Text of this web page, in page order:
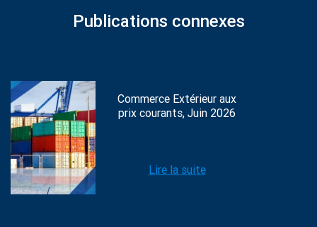
Publications connexes
Commerce Extérieur aux
prix courants, Juin 2026
Lire la suite